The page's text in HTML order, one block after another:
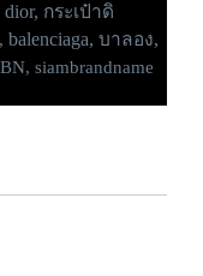
dior, กระเป๋าดิ
balenciaga, บาลอง,
siambrandname